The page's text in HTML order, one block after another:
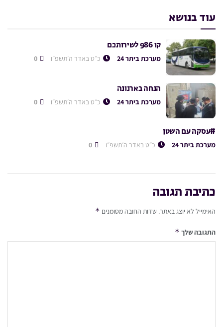
עוד בנושא
קו 986 לשירותכם
מערכת ביתר 24 כ״ט באדר ה׳תשפ״ו
הנחה בארנונה
מערכת ביתר 24 כ״ט באדר ה׳תשפ״ו
#עסקה עם השטן
מערכת ביתר 24 כ״ט באדר ה׳תשפ״ו
כתיבת תגובה
האימייל לא יוצג באתר. שדות החובה מסומנים *
התגובה שלך *